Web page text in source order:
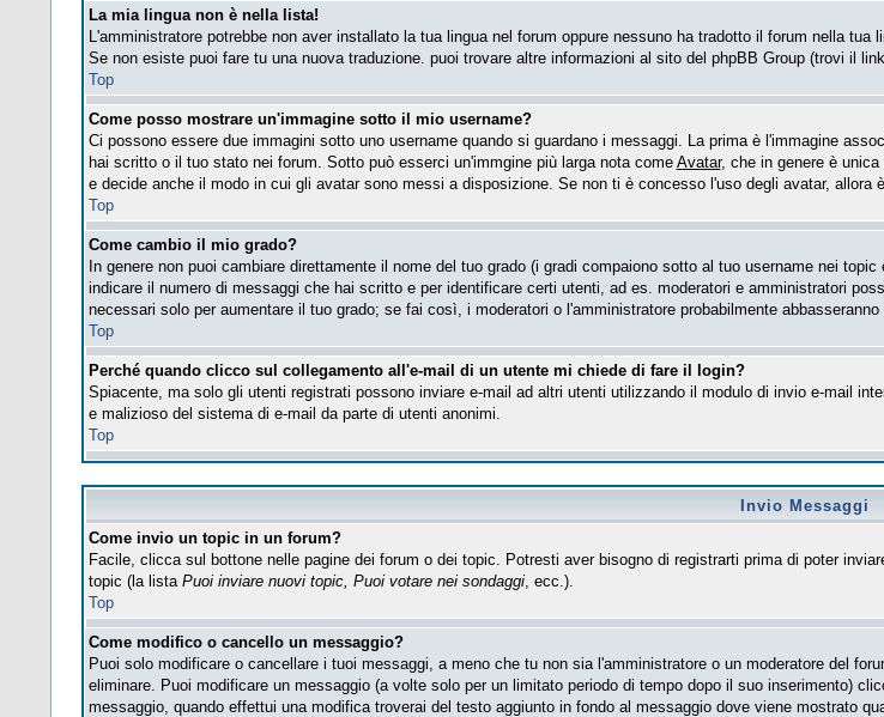
La mia lingua non è nella lista!
L'amministratore potrebbe non aver installato la tua lingua nel forum oppure nessuno ha tradotto il forum nella
Se non esiste puoi fare tu una nuova traduzione. puoi trovare altre informazioni al sito del phpBB Group (trovi il
Top
Come posso mostrare un'immagine sotto il mio username?
Ci possono essere due immagini sotto uno username quando si guardano i messaggi. La prima è l'immagine
hai scritto o il tuo stato nei forum. Sotto può esserci un'immgine più larga nota come Avatar, che in genere è
e decide anche il modo in cui gli avatar sono messi a disposizione. Se non ti è concesso l'uso degli avatar, allora
Top
Come cambio il mio grado?
In genere non puoi cambiare direttamente il nome del tuo grado (i gradi compaiono sotto al tuo username nei
indicare il numero di messaggi che hai scritto e per identificare certi utenti, ad es. moderatori e amministratori
necessari solo per aumentare il tuo grado; se fai così, i moderatori o l'amministratore probabilmente
Top
Perché quando clicco sul collegamento all'e-mail di un utente mi chiede di fare il login?
Spiacente, ma solo gli utenti registrati possono inviare e-mail ad altri utenti utilizzando il modulo di invio e-mail
e malizioso del sistema di e-mail da parte di utenti anonimi.
Top
Invio Messaggi
Come invio un topic in un forum?
Facile, clicca sul bottone nelle pagine dei forum o dei topic. Potresti aver bisogno di registrarti prima di poter
topic (la lista Puoi inviare nuovi topic, Puoi votare nei sondaggi, ecc.).
Top
Come modifico o cancello un messaggio?
Puoi solo modificare o cancellare i tuoi messaggi, a meno che tu non sia l'amministratore o un moderatore del
eliminare. Puoi modificare un messaggio (a volte solo per un limitato periodo di tempo dopo il suo inserimento)
messaggio, quando effettui una modifica troverai del testo aggiunto in fondo al messaggio dove viene mostrato